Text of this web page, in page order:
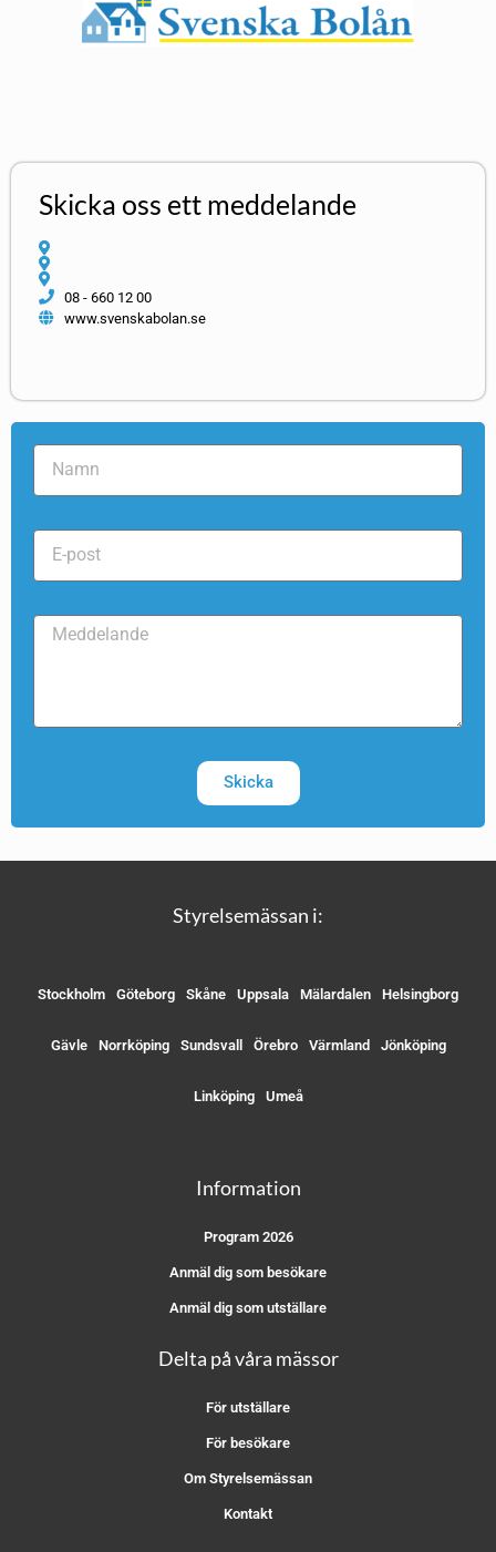
Skicka oss ett meddelande
08 - 660 12 00
www.svenskabolan.se
Skicka
Styrelsemässan i:
Stockholm Göteborg Skåne Uppsala Mälardalen Helsingborg
Gävle Norrköping Sundsvall Örebro Värmland Jönköping
Linköping Umeå
Information
Program 2026
Anmäl dig som besökare
Anmäl dig som utställare
Delta på våra mässor
För utställare
För besökare
Om Styrelsemässan
Kontakt